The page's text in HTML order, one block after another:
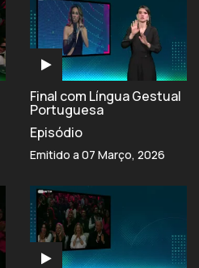
Final com Língua Gestual
Portuguesa
Episódio
Emitido a 07 Março, 2026